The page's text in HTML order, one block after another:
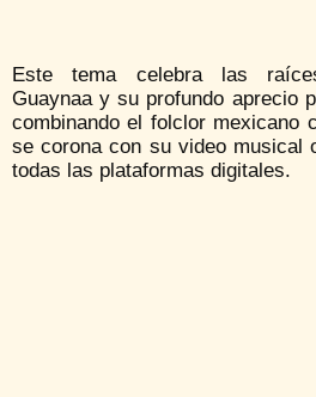
Este tema celebra las
Guaynaa y su profundo aprecio
combinando el folclor mexicano
se corona con su video musical
todas las plataformas digitales.